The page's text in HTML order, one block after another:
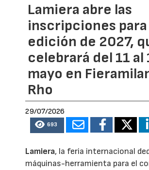
Lamiera abre las
inscripciones para
edición de 2027,
celebrará del 11 al
mayo en
Rho
29/07/2026
693
Lamiera, la feria internacional
máquinas-herramienta para el